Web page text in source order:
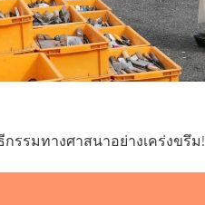
รรมทางศาสนาอย่างเคร่งขรึม!